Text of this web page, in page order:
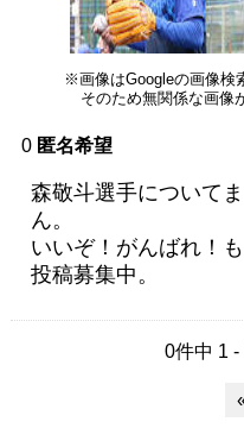
※画像はGoogleの画像検
そのため無関係な画像
0 匿名希望
森敬斗選手について
ん。
いいぞ！がんばれ！
投稿募集中。
0件中 1